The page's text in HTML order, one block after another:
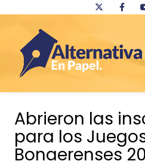
contenido
Abrieron las
para los
Bonaerenses